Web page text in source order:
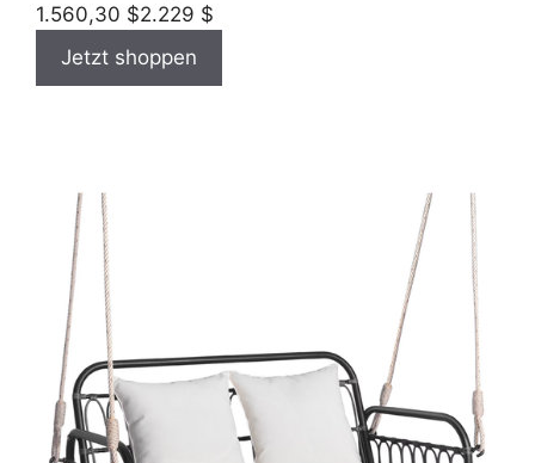
1.560,30 $2.229 $
Jetzt shoppen